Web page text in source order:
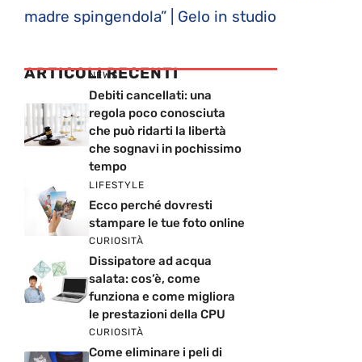
madre spingendola” | Gelo in studio
ARTICOLI RECENTI
NEWS
Debiti cancellati: una
regola poco conosciuta
che può ridarti la libertà
che sognavi in pochissimo
tempo
LIFESTYLE
Ecco perché dovresti
stampare le tue foto online
CURIOSITÀ
Dissipatore ad acqua
salata: cos’è, come
funziona e come migliora
le prestazioni della CPU
CURIOSITÀ
Come eliminare i peli di